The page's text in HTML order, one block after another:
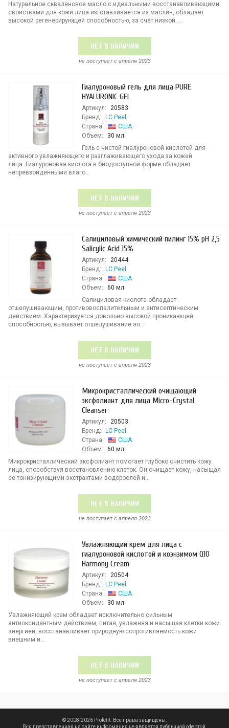
Натуральное скваленовое масло с идеальными восстанавливающими
свойствами для кожи лица изготавливается из маслин, обладает
высокой регенерирующей способностью, за счёт низкой ...
НЕТ В НАЛИЧИИ
не поступает c апреля 2023
Гиалуроновый гель для лица PURE
HYALURONIC GEL
Артикул:
20583
Бренд:
LC Peel
Страна:
США
Объем:
30 мл
Гель с чистой гиалуроновой кислотой для
активного увлажняющего и разглаживающего ухода за кожей
лица. Гиалуроновая кислота в биодоступной форме обладает
непревзойденными влаго...
НЕТ В НАЛИЧИИ
не поступает c апреля 2023
Салициловый химический пилинг 15% рН 2,5
Salicylic Acid 15%
Артикул:
20444
Бренд:
LC Peel
Страна:
США
Объем:
60 мл
Салициловая кислота обладает
отшелушивающим, противовоспалительным и антисептическим
действием. Характеризуется довольно высокой проникающей
способностью, вызывает отшелушивание эп...
НЕТ В НАЛИЧИИ
не поступает c апреля 2023
Микрокристаллический очищающий
эксфолиант для лица Micro-Crystal
Cleanser
Артикул:
20503
Бренд:
LC Peel
Страна:
США
Объем:
60 мл
Микрокристаллический эксфолиант помогает глубоко очистить кожу
лица, способствуя восстановлению клеток. Он очищает кожу, насыщая
ее тонизирующими экстрактами водорослей и...
НЕТ В НАЛИЧИИ
не поступает c апреля 2023
Увлажняющий крем для лица с
гиалуроновой кислотой и коэнзимом Q10
Harmony Cream
Артикул:
20504
Бренд:
LC Peel
Страна:
США
Объем:
30 мл
Увлажняющий крем обладает исключительно сильным
антиоксидантным действием, питая, увлажняя и насыщая клетки кожи
энергией, восстанавливает природную сопротивляемость кожи
внешним и...
НЕТ В НАЛИЧИИ
не поступает c апреля 2023
© 2008-2026 Profelit. Все права защищены.
Вся представленная на сайте информация не является публичной офертой.